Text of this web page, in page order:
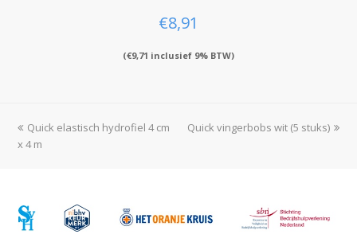
€8,91
(€9,71 inclusief 9% BTW)
previous
post:
Quick elastisch hydrofiel 4 cm
x 4 m
next
Quick vingerbobs wit (5 stuks)